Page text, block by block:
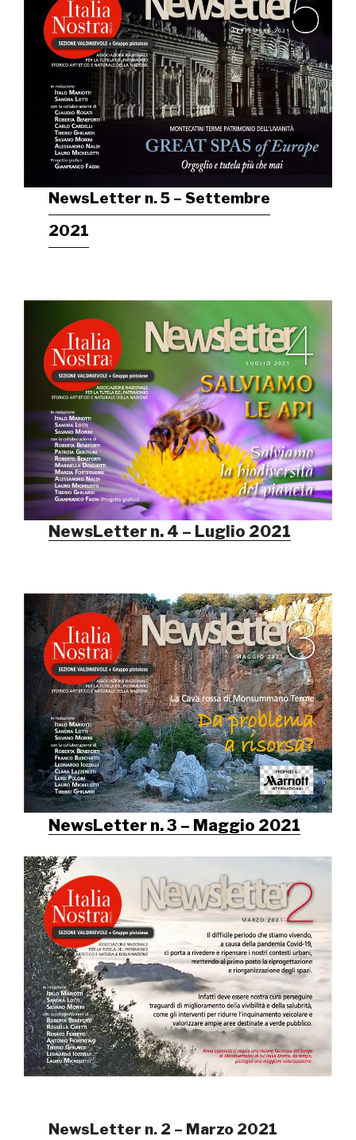
NewsLetter n. 5 – Settembre
2021
NewsLetter n. 4 – Luglio 2021
NewsLetter n. 3 – Maggio 2021
NewsLetter n. 2 – Marzo 2021